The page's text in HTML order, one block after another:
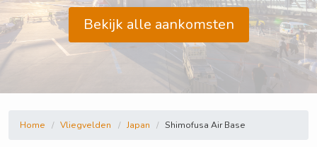
Bekijk alle aankomsten
Home Vliegvelden Japan Shimofusa Air Base